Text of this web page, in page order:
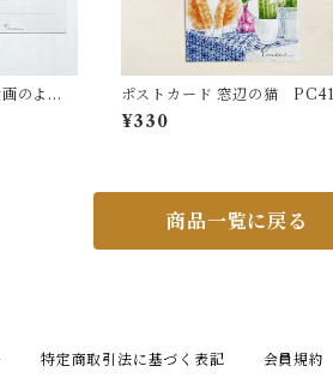
のよう
ポストカード 窓辺の猫 PC41
¥330
商品一覧に戻る
特定商取引法に基づく表記 会員規約